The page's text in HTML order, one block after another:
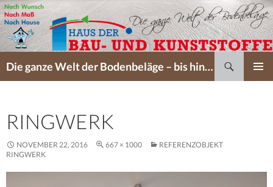
Die ganze Welt der Bodenbeläge – bis hin zum perfekten Service…
SPRINGE
RINGWERK
NOVEMBER 22, 2016 667 × 1000
REFERENZOBJEKT
RINGWERK